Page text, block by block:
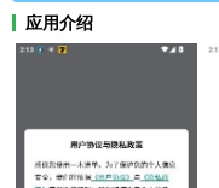
应用介绍